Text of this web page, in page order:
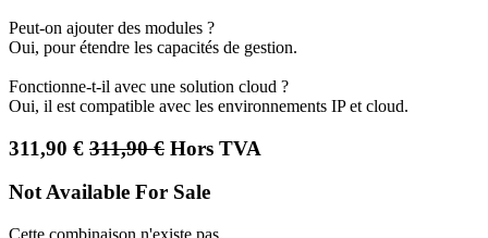
Peut-on ajouter des modules ?
Oui, pour étendre les capacités de gestion.
Fonctionne-t-il avec une solution cloud ?
Oui, il est compatible avec les environnements IP et cloud.
311,90 € 311,90€ Hors TVA
Not Available For Sale